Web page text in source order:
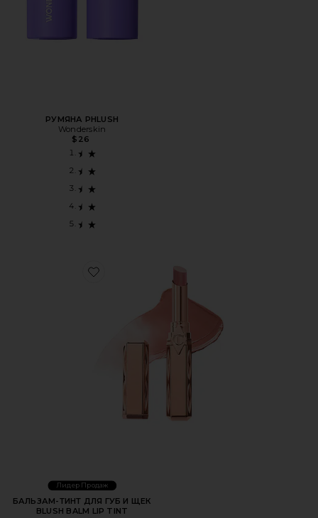
РУМЯНА PHLUSH
Wonderskin
$26
Favorite БАЛЬЗАМ-ТИНТ ДЛЯ ГУБ И ЩЕК BLUSH BALM
Лидер Продаж
БАЛЬЗАМ-ТИНТ ДЛЯ ГУБ И ЩЕК
BLUSH BALM LIP TINT